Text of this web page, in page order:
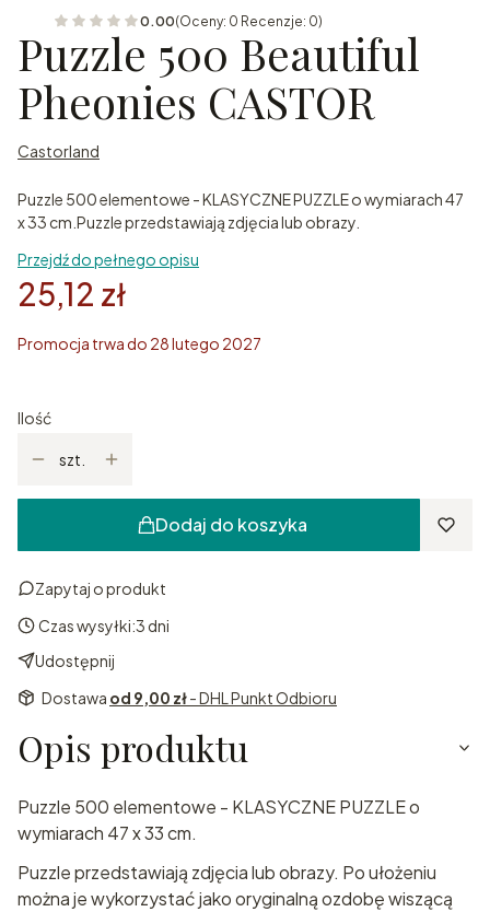
0.00(Oceny: 0 Recenzje: 0)
Puzzle 500 Beautiful
Pheonies CASTOR
Castorland
Puzzle 500 elementowe - KLASYCZNE PUZZLE o wymiarach 47
x 33 cm.Puzzle przedstawiają zdjęcia lub obrazy.
Przejdź do pełnego opisu
25,12 zł
Promocja trwa do 28 lutego 2027
Ilość
szt.
Dodaj do koszyka
Zapytaj o produkt
Czas wysyłki:3 dni
Udostępnij
Dostawa od 9,00 zł- DHL Punkt Odbioru
Opis produktu
Puzzle 500 elementowe - KLASYCZNE PUZZLE o
wymiarach 47 x 33 cm.
Puzzle przedstawiają zdjęcia lub obrazy. Po ułożeniu
można je wykorzystać jako oryginalną ozdobę wiszącą